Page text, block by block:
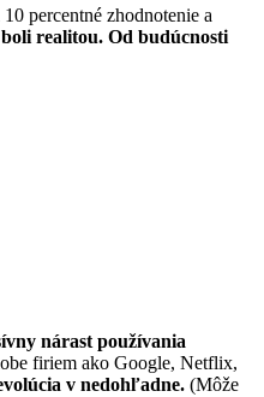
percentné zhodnotenie a
realitou. Od budúcnosti
nárast používania
firiem ako Google, Netflix,
v nedohľadne. (Môže